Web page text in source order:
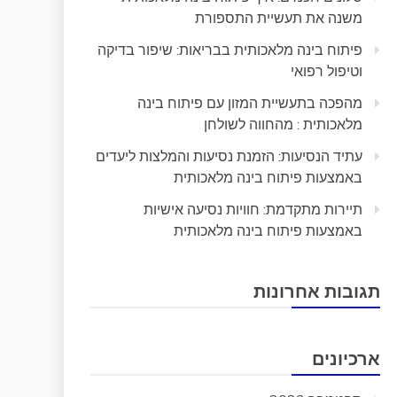
משנה את תעשיית התספורת
פיתוח בינה מלאכותית בבריאות: שיפור בדיקה
וטיפול רפואי
מהפכה בתעשיית המזון עם פיתוח בינה
מלאכותית : מהחווה לשולחן
עתיד הנסיעות: הזמנת נסיעות והמלצות ליעדים
באמצעות פיתוח בינה מלאכותית
תיירות מתקדמת: חוויות נסיעה אישיות
באמצעות פיתוח בינה מלאכותית
תגובות אחרונות
ארכיונים